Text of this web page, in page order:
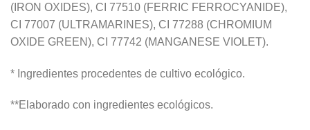
(IRON OXIDES), CI 77510 (FERRIC FERROCYANIDE),
CI 77007 (ULTRAMARINES), CI 77288 (CHROMIUM
OXIDE GREEN), CI 77742 (MANGANESE VIOLET).
* Ingredientes procedentes de cultivo ecológico.
**Elaborado con ingredientes ecológicos.